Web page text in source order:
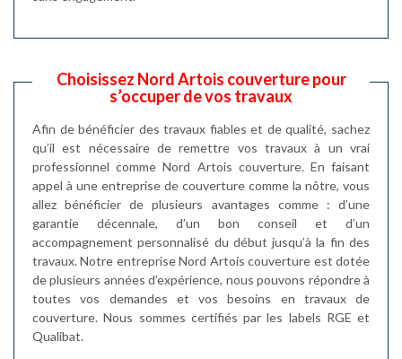
Choisissez Nord Artois couverture pour
s’occuper de vos travaux
Afin de bénéficier des travaux fiables et de qualité, sachez
qu’il est nécessaire de remettre vos travaux à un vrai
professionnel comme Nord Artois couverture. En faisant
appel à une entreprise de couverture comme la nôtre, vous
allez bénéficier de plusieurs avantages comme : d’une
garantie décennale, d’un bon conseil et d’un
accompagnement personnalisé du début jusqu’à la fin des
travaux. Notre entreprise Nord Artois couverture est dotée
de plusieurs années d’expérience, nous pouvons répondre à
toutes vos demandes et vos besoins en travaux de
couverture. Nous sommes certifiés par les labels RGE et
Qualibat.